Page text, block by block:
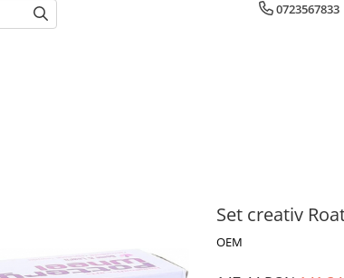
0723567833
Set creativ
OEM